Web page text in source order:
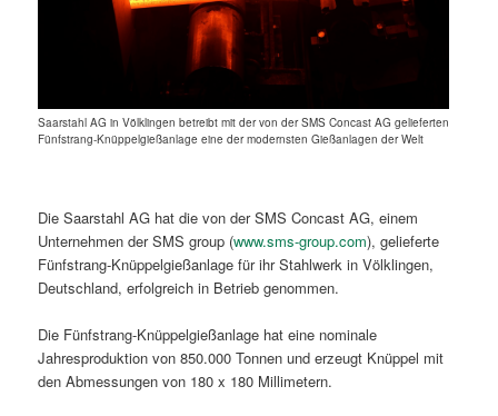
Saarstahl AG in Völklingen betreibt mit der von der SMS Concast AG gelieferten
Fünfstrang-Knüppelgießanlage eine der modernsten Gießanlagen der Welt
Die Saarstahl AG hat die von der SMS Concast AG, einem
Unternehmen der SMS group (www.sms-group.com), gelieferte
Fünfstrang-Knüppelgießanlage für ihr Stahlwerk in Völklingen,
Deutschland, erfolgreich in Betrieb genommen.
Die Fünfstrang-Knüppelgießanlage hat eine nominale
Jahresproduktion von 850.000 Tonnen und erzeugt Knüppel mit
den Abmessungen von 180 x 180 Millimetern.